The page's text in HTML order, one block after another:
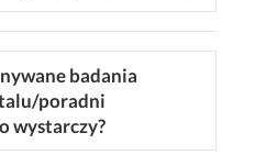
badania
poradni
wystarczy?